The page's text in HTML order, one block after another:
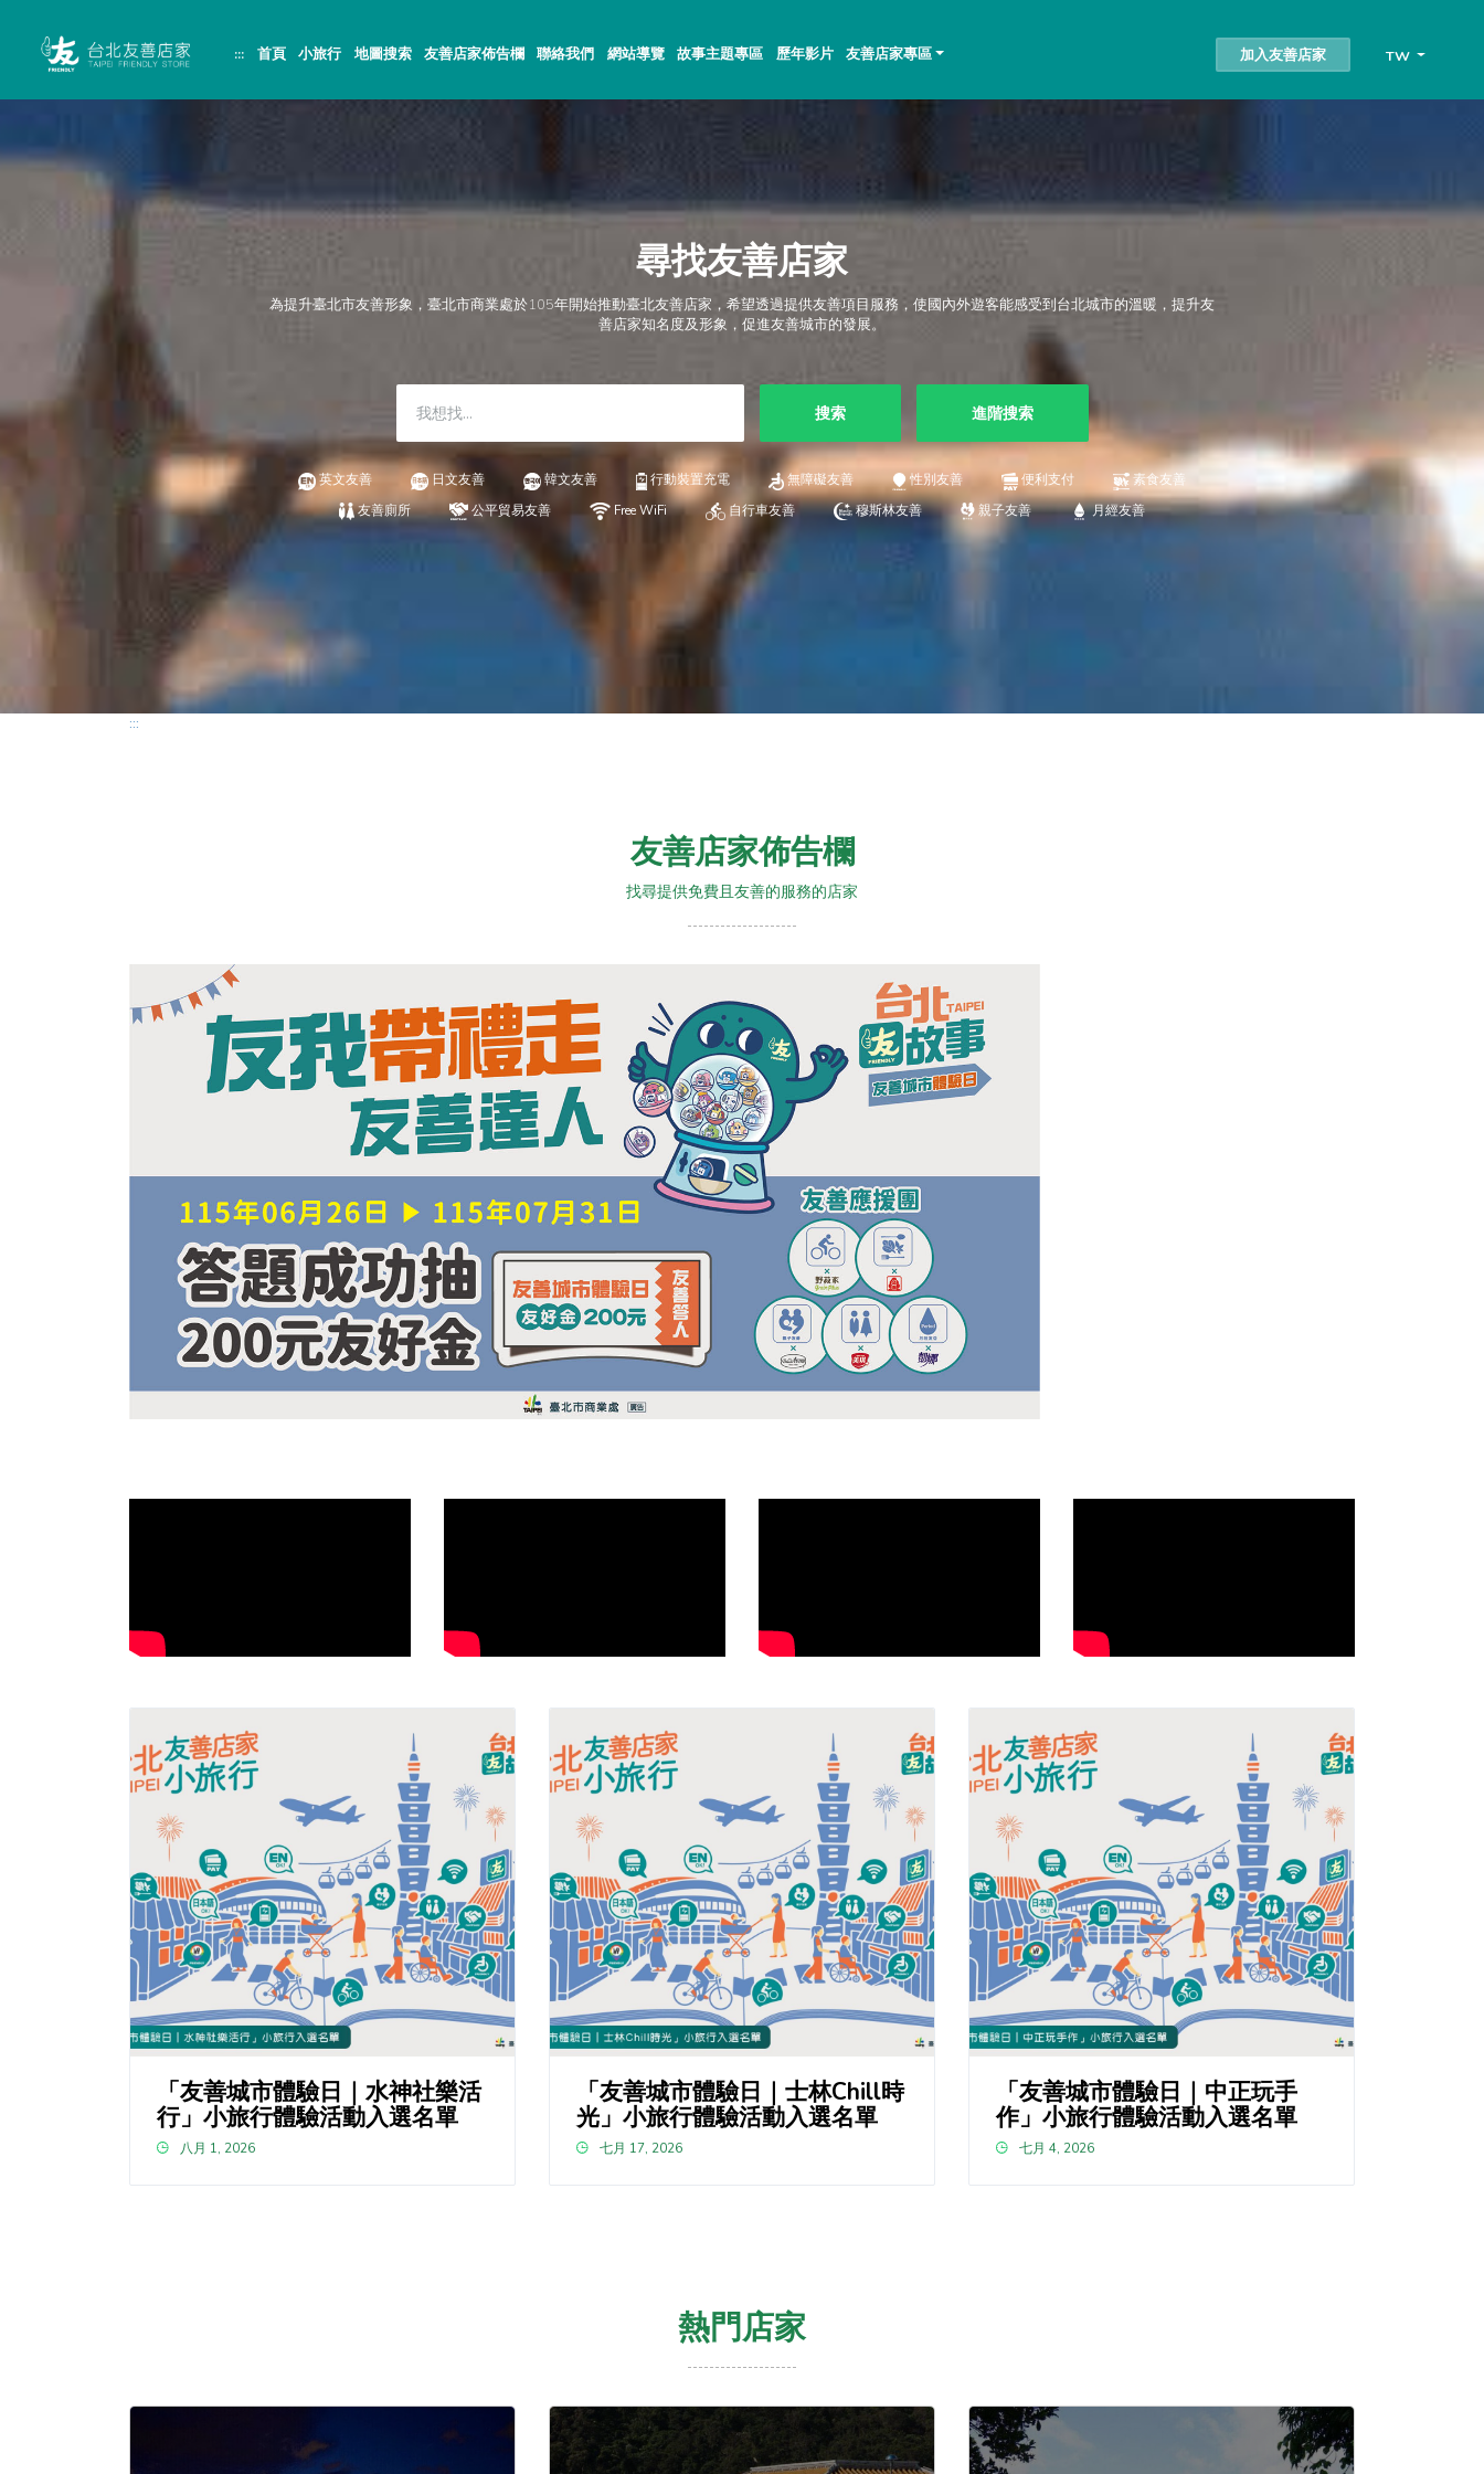
容
::: 首頁 小旅行 地圖搜索 友善店家佈告欄 聯絡我們 網站導覽 故事主題專區 歷年影片 友善店家專區 加入友善店家 TW
尋找友善店家
為提升臺北市友善形象，臺北市商業處於105年開始推動臺北友善店家，希望透過提供友善項目服務，使國內外遊客能感受到台北城市的溫暖，提升友
善店家知名度及形象，促進友善城市的發展。
搜索 進階搜索
英文友善 日文友善 韓文友善 行動裝置充電 無障礙友善 性別友善 便利支付
素食友善
友善廁所
公平貿易友善 Free WiFi 自行車友善 穆斯林友善 親子友善 月經友善
:::
友善店家佈告欄
找尋提供免費且友善的服務的店家
「友善城市體驗日｜水神社樂活
行」小旅行體驗活動入選名單
八月 1, 2026
「友善城市體驗日｜士林Chill時
光」小旅行體驗活動入選名單
七月 17, 2026
「友善城市體驗日｜中正玩手
作」小旅行體驗活動入選名單
七月 4, 2026
熱門店家